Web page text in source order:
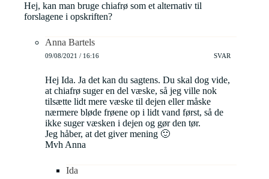
Hej, kan man bruge chiafrø som et alternativ til
forslagene i opskriften?
Anna Bartels
09/08/2021 / 16:16 SVAR
Hej Ida. Ja det kan du sagtens. Du skal dog vide,
at chiafrø suger en del væske, så jeg ville nok
tilsætte lidt mere væske til dejen eller måske
nærmere bløde frøene op i lidt vand først, så de
ikke suger væsken i dejen og gør den tør.
Jeg håber, at det giver mening 🙂
Mvh Anna
Ida